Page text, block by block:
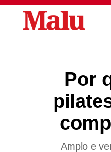
Por
Amplo e